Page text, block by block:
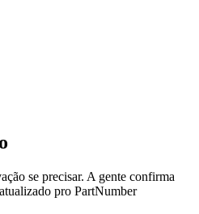
se precisar. A gente confirma
pro PartNumber